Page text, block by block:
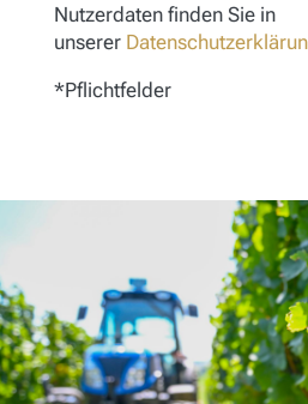
Nutzerdaten finden Sie in
unserer
*Pflichtfelder